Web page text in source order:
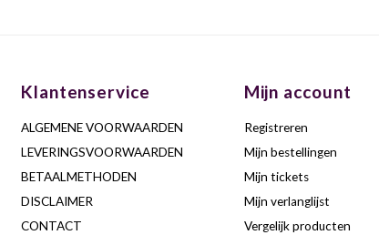
Klantenservice
ALGEMENE VOORWAARDEN
LEVERINGSVOORWAARDEN
BETAALMETHODEN
DISCLAIMER
CONTACT
Mijn account
Registreren
Mijn bestellingen
Mijn tickets
Mijn verlanglijst
Vergelijk producten